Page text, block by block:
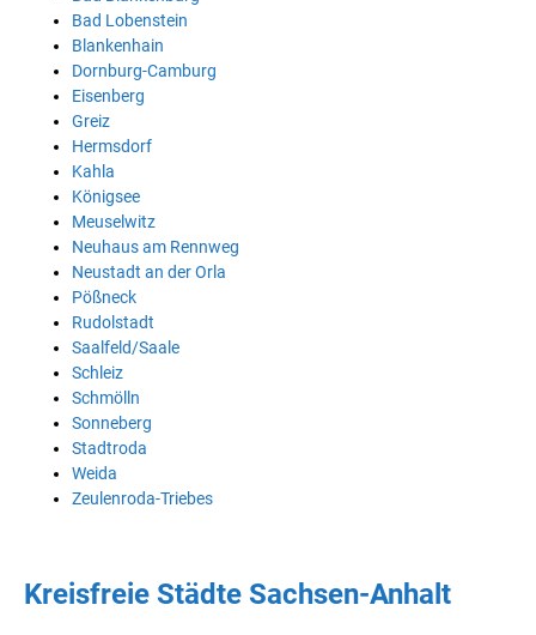
Bad Lobenstein
Blankenhain
Dornburg-Camburg
Eisenberg
Greiz
Hermsdorf
Kahla
Königsee
Meuselwitz
Neuhaus am Rennweg
Neustadt an der Orla
Pößneck
Rudolstadt
Saalfeld/Saale
Schleiz
Schmölln
Sonneberg
Stadtroda
Weida
Zeulenroda-Triebes
Kreisfreie Städte Sachsen-Anhalt